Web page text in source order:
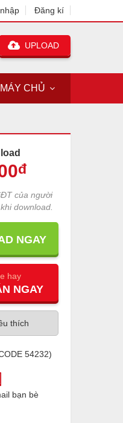
Đăng kí
UPLOAD
MÁY CHỦ
đ
của người
download.
NGAY
hay
NGAY
thích
54232)
bạn bè